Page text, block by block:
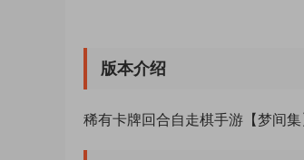
版本介绍
稀有卡牌回合自走棋手游【梦间